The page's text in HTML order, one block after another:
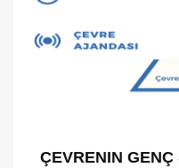
ÇEVRENIN